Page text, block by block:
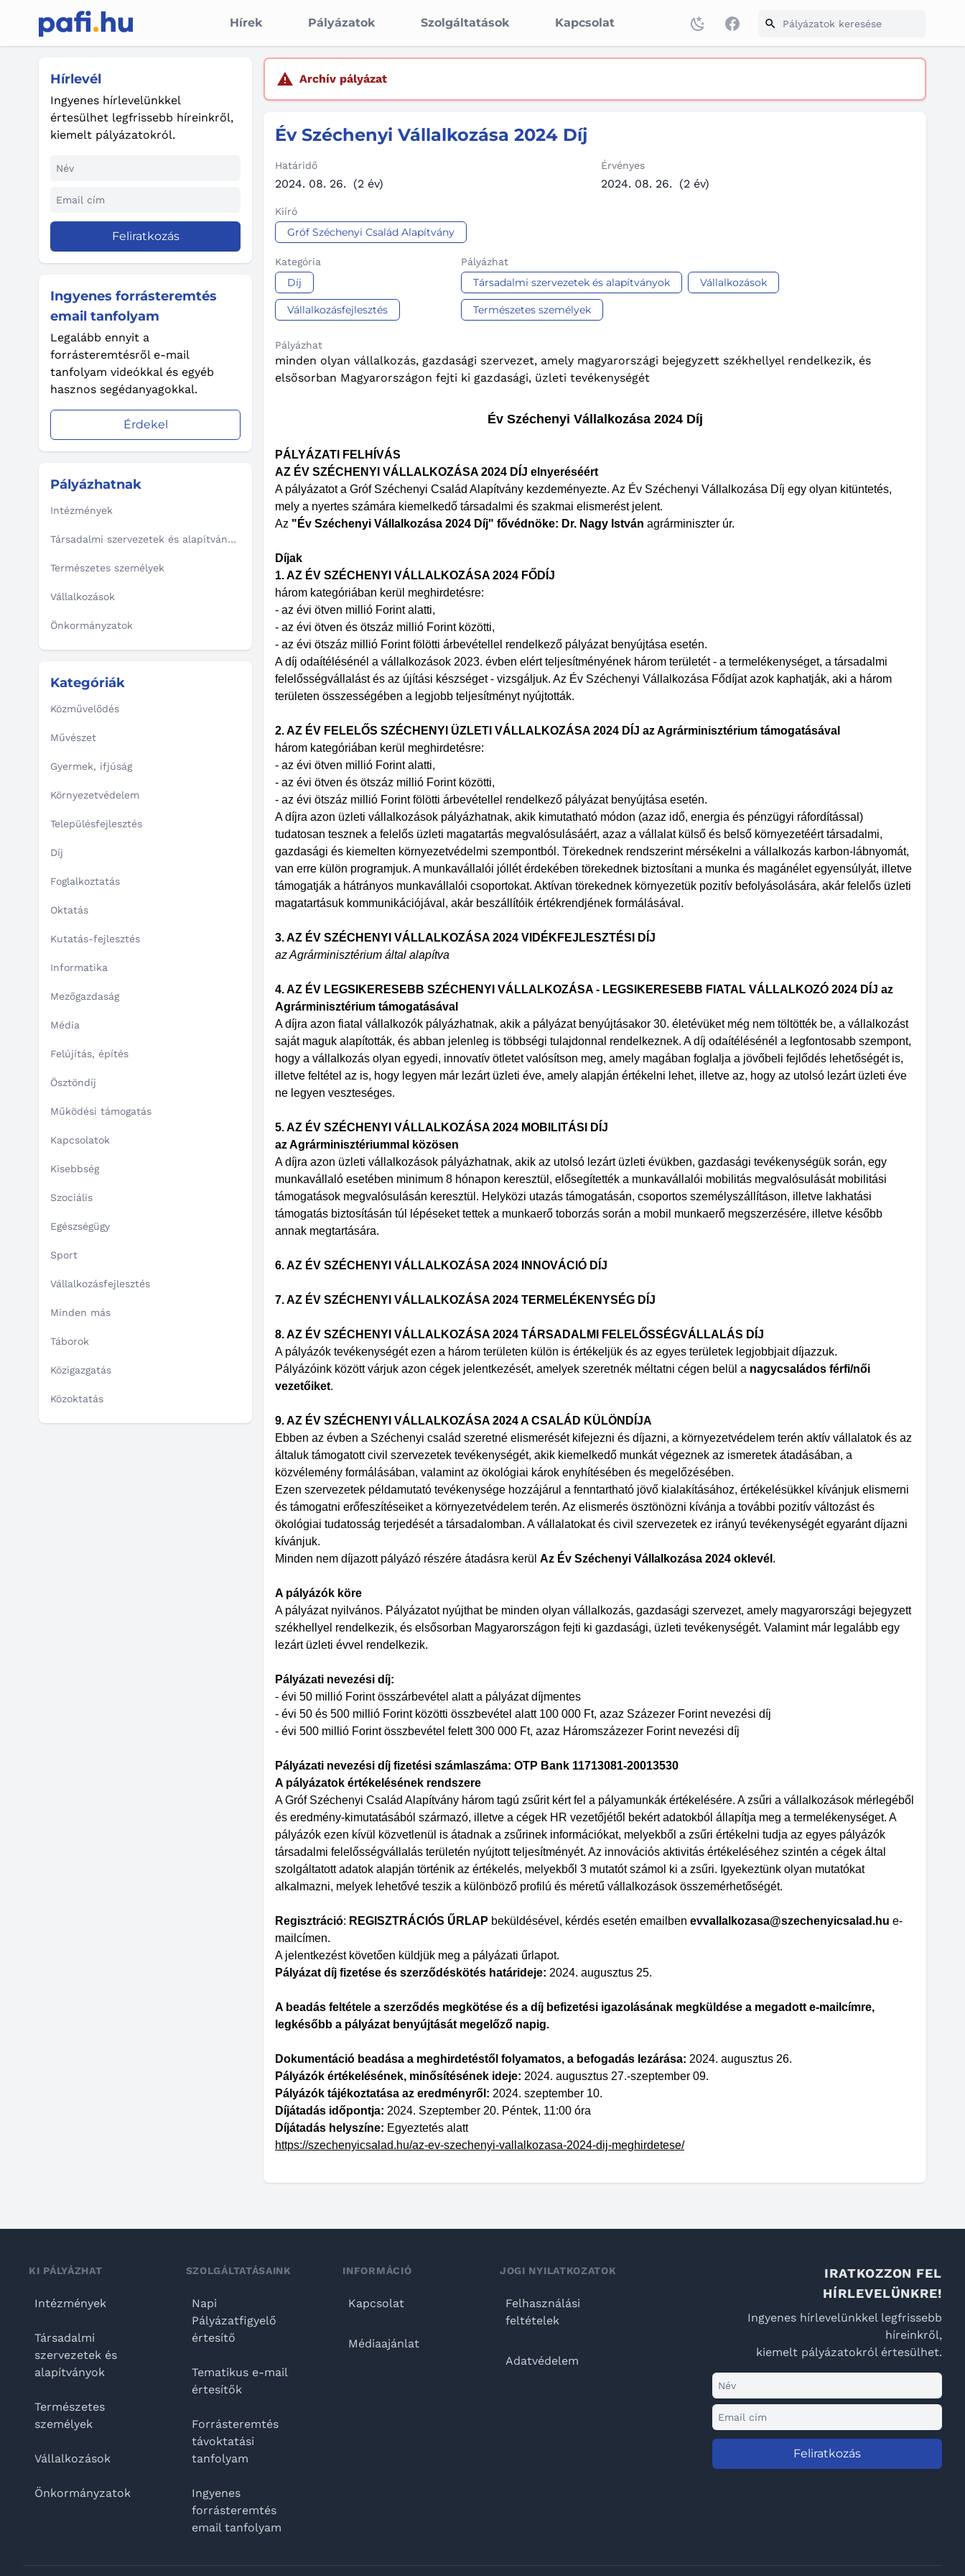
Hírek Pályázatok Szolgáltatások Kapcsolat Facebook
Hírlevél
Ingyenes hírlevelünkkel
értesülhet legfrissebb híreinkről,
kiemelt pályázatokról.
Feliratkozás
Ingyenes forrásteremtés
email tanfolyam
Legalább ennyit a
forrásteremtésről e-mail
tanfolyam videókkal és egyéb
hasznos segédanyagokkal.
Érdekel
Pályázhatnak
Intézmények
Társadalmi szervezetek és alapítványok
Természetes személyek
Vállalkozások
Önkormányzatok
Kategóriák
Közművelődés
Művészet
Gyermek, ifjúság
Környezetvédelem
Településfejlesztés
Díj
Foglalkoztatás
Oktatás
Kutatás-fejlesztés
Informatika
Mezőgazdaság
Média
Felújítás, építés
Ösztöndíj
Működési támogatás
Kapcsolatok
Kisebbség
Szociális
Egészségügy
Sport
Vállalkozásfejlesztés
Minden más
Táborok
Közigazgatás
Közoktatás
Archív pályázat
Év Széchenyi Vállalkozása 2024 Díj
Határidő
2024. 08. 26. (2 év)
Érvényes
2024. 08. 26. (2 év)
Kiíró
Gróf Széchenyi Család Alapítvány
Kategória
Díj
Vállalkozásfejlesztés
Pályázhat
Társadalmi szervezetek és alapítványok Vállalkozások
Természetes személyek
Pályázhat
minden olyan vállalkozás, gazdasági szervezet, amely magyarországi bejegyzett székhellyel rendelkezik, és
elsősorban Magyarországon fejti ki gazdasági, üzleti tevékenységét
Év Széchenyi Vállalkozása 2024 Díj
PÁLYÁZATI FELHÍVÁS
AZ ÉV SZÉCHENYI VÁLLALKOZÁSA 2024 DÍJ elnyeréséért
A pályázatot a Gróf Széchenyi Család Alapítvány kezdeményezte. Az Év Széchenyi Vállalkozása Díj egy olyan kitüntetés,
mely a nyertes számára kiemelkedő társadalmi és szakmai elismerést jelent.
Az "Év Széchenyi Vállalkozása 2024 Díj" fővédnöke: Dr. Nagy István agrárminiszter úr.
Díjak
1. AZ ÉV SZÉCHENYI VÁLLALKOZÁSA 2024 FŐDÍJ
három kategóriában kerül meghirdetésre:
- az évi ötven millió Forint alatti,
- az évi ötven és ötszáz millió Forint közötti,
- az évi ötszáz millió Forint fölötti árbevétellel rendelkező pályázat benyújtása esetén.
A díj odaítélésénél a vállalkozások 2023. évben elért teljesítményének három területét - a termelékenységet, a társadalmi
felelősségvállalást és az újítási készséget - vizsgáljuk. Az Év Széchenyi Vállalkozása Fődíjat azok kaphatják, aki a három
területen összességében a legjobb teljesítményt nyújtották.
2. AZ ÉV FELELŐS SZÉCHENYI ÜZLETI VÁLLALKOZÁSA 2024 DÍJ az Agrárminisztérium támogatásával
három kategóriában kerül meghirdetésre:
- az évi ötven millió Forint alatti,
- az évi ötven és ötszáz millió Forint közötti,
- az évi ötszáz millió Forint fölötti árbevétellel rendelkező pályázat benyújtása esetén.
A díjra azon üzleti vállalkozások pályázhatnak, akik kimutatható módon (azaz idő, energia és pénzügyi ráfordítással)
tudatosan tesznek a felelős üzleti magatartás megvalósulásáért, azaz a vállalat külső és belső környezetéért társadalmi,
gazdasági és kiemelten környezetvédelmi szempontból. Törekednek rendszerint mérsékelni a vállalkozás karbon-lábnyomát,
van erre külön programjuk. A munkavállalói jóllét érdekében törekednek biztosítani a munka és magánélet egyensúlyát, illetve
támogatják a hátrányos munkavállalói csoportokat. Aktívan törekednek környezetük pozitív befolyásolására, akár felelős üzleti
magatartásuk kommunikációjával, akár beszállítóik értékrendjének formálásával.
3. AZ ÉV SZÉCHENYI VÁLLALKOZÁSA 2024 VIDÉKFEJLESZTÉSI DÍJ
az Agrárminisztérium által alapítva
4. AZ ÉV LEGSIKERESEBB SZÉCHENYI VÁLLALKOZÁSA - LEGSIKERESEBB FIATAL VÁLLALKOZÓ 2024 DÍJ az
Agrárminisztérium támogatásával
A díjra azon fiatal vállalkozók pályázhatnak, akik a pályázat benyújtásakor 30. életévüket még nem töltötték be, a vállalkozást
saját maguk alapították, és abban jelenleg is többségi tulajdonnal rendelkeznek. A díj odaítélésénél a legfontosabb szempont,
hogy a vállalkozás olyan egyedi, innovatív ötletet valósítson meg, amely magában foglalja a jövőbeli fejlődés lehetőségét is,
illetve feltétel az is, hogy legyen már lezárt üzleti éve, amely alapján értékelni lehet, illetve az, hogy az utolsó lezárt üzleti éve
ne legyen veszteséges.
5. AZ ÉV SZÉCHENYI VÁLLALKOZÁSA 2024 MOBILITÁSI DÍJ
az Agrárminisztériummal közösen
A díjra azon üzleti vállalkozások pályázhatnak, akik az utolsó lezárt üzleti évükben, gazdasági tevékenységük során, egy
munkavállaló esetében minimum 8 hónapon keresztül, elősegítették a munkavállalói mobilitás megvalósulását mobilitási
támogatások megvalósulásán keresztül. Helyközi utazás támogatásán, csoportos személyszállításon, illetve lakhatási
támogatás biztosításán túl lépéseket tettek a munkaerő toborzás során a mobil munkaerő megszerzésére, illetve később
annak megtartására.
6. AZ ÉV SZÉCHENYI VÁLLALKOZÁSA 2024 INNOVÁCIÓ DÍJ
7. AZ ÉV SZÉCHENYI VÁLLALKOZÁSA 2024 TERMELÉKENYSÉG DÍJ
8. AZ ÉV SZÉCHENYI VÁLLALKOZÁSA 2024 TÁRSADALMI FELELŐSSÉGVÁLLALÁS DÍJ
A pályázók tevékenységét ezen a három területen külön is értékeljük és az egyes területek legjobbjait díjazzuk.
Pályázóink között várjuk azon cégek jelentkezését, amelyek szeretnék méltatni cégen belül a nagycsaládos férfi/női
vezetőiket.
9. AZ ÉV SZÉCHENYI VÁLLALKOZÁSA 2024 A CSALÁD KÜLÖNDÍJA
Ebben az évben a Széchenyi család szeretné elismerését kifejezni és díjazni, a környezetvédelem terén aktív vállalatok és az
általuk támogatott civil szervezetek tevékenységét, akik kiemelkedő munkát végeznek az ismeretek átadásában, a
közvélemény formálásában, valamint az ökológiai károk enyhítésében és megelőzésében.
Ezen szervezetek példamutató tevékenysége hozzájárul a fenntartható jövő kialakításához, értékelésükkel kívánjuk elismerni
és támogatni erőfeszítéseiket a környezetvédelem terén. Az elismerés ösztönözni kívánja a további pozitív változást és
ökológiai tudatosság terjedését a társadalomban. A vállalatokat és civil szervezetek ez irányú tevékenységét egyaránt díjazni
kívánjuk.
Minden nem díjazott pályázó részére átadásra kerül Az Év Széchenyi Vállalkozása 2024 oklevél .
A pályázók köre
A pályázat nyilvános. Pályázatot nyújthat be minden olyan vállalkozás, gazdasági szervezet, amely magyarországi bejegyzett
székhellyel rendelkezik, és elsősorban Magyarországon fejti ki gazdasági, üzleti tevékenységét. Valamint már legalább egy
lezárt üzleti évvel rendelkezik.
Pályázati nevezési díj:
- évi 50 millió Forint összárbevétel alatt a pályázat díjmentes
- évi 50 és 500 millió Forint közötti összbevétel alatt 100 000 Ft, azaz Százezer Forint nevezési díj
- évi 500 millió Forint összbevétel felett 300 000 Ft, azaz Háromszázezer Forint nevezési díj
Pályázati nevezési díj fizetési számlaszáma: OTP Bank 11713081-20013530
A pályázatok értékelésének rendszere
A Gróf Széchenyi Család Alapítvány három tagú zsűrit kért fel a pályamunkák értékelésére. A zsűri a vállalkozások mérlegéből
és eredmény-kimutatásából származó, illetve a cégek HR vezetőjétől bekért adatokból állapítja meg a termelékenységet. A
pályázók ezen kívül közvetlenül is átadnak a zsűrinek információkat, melyekből a zsűri értékelni tudja az egyes pályázók
társadalmi felelősségvállalás területén nyújtott teljesítményét. Az innovációs aktivitás értékeléséhez szintén a cégek által
szolgáltatott adatok alapján történik az értékelés, melyekből 3 mutatót számol ki a zsűri. Igyekeztünk olyan mutatókat
alkalmazni, melyek lehetővé teszik a különböző profilú és méretű vállalkozások összemérhetőségét.
Regisztráció: REGISZTRÁCIÓS ŰRLAP beküldésével, kérdés esetén emailben evvallalkozasa@szechenyicsalad.hu e-
mailcímen.
A jelentkezést követően küldjük meg a pályázati űrlapot.
Pályázat díj fizetése és szerződéskötés határideje: 2024. augusztus 25.
A beadás feltétele a szerződés megkötése és a díj befizetési igazolásának megküldése a megadott e-mailcímre,
legkésőbb a pályázat benyújtását megelőző napig.
Dokumentáció beadása a meghirdetéstől folyamatos, a befogadás lezárása: 2024. augusztus 26.
Pályázók értékelésének, minősítésének ideje: 2024. augusztus 27.-szeptember 09.
Pályázók tájékoztatása az eredményről: 2024. szeptember 10.
Díjátadás időpontja: 2024. Szeptember 20. Péntek, 11:00 óra
Díjátadás helyszíne: Egyeztetés alatt
https://szechenyicsalad.hu/az-ev-szechenyi-vallalkozasa-2024-dij-meghirdetese/
KI PÁLYÁZHAT
Intézmények
Társadalmi
szervezetek és
alapítványok
Természetes
személyek
Vállalkozások
Önkormányzatok
SZOLGÁLTATÁSAINK
Napi
Pályázatfigyelő
értesítő
Tematikus e-mail
értesítők
Forrásteremtés
távoktatási
tanfolyam
Ingyenes
forrásteremtés
email tanfolyam
INFORMÁCIÓ
Kapcsolat
Médiaajánlat
JOGI NYILATKOZATOK
Felhasználási
feltételek
Adatvédelem
IRATKOZZON FEL
HÍRLEVELÜNKRE!
Ingyenes hírlevelünkkel legfrissebb
híreinkről,
kiemelt pályázatokról értesülhet.
Feliratkozás